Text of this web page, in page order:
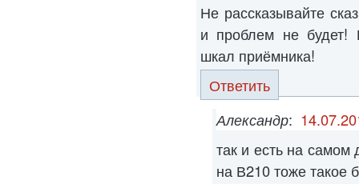
Не рассказывайте
и проблем не будет!
шкал приёмника!
Ответить
Александр:
так и есть на самом
на В210 тоже такое